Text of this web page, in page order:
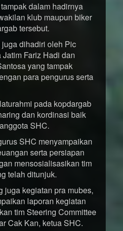
dalam hadirnya
klub maupun biker
tersebut.
dihadiri oleh Pic
Fariz Hadi dan
yang tampak
para pengurus serta
pada kopdargab
dan kordinasi baik
SHC.
SHC menyampaikan
serta persiapan
mensosialisasikan tim
telah ditunjuk.
juga kegiatan pra mubes,
laporan kegiatan
tim Steering Committee
Cak Kan, ketua SHC.